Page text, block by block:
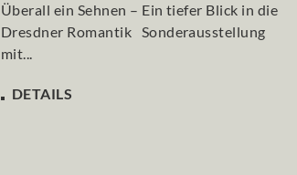
Überall ein Sehnen – Ein tiefer Blick in die
Dresdner Romantik Sonderausstellung
mit...
DETAILS